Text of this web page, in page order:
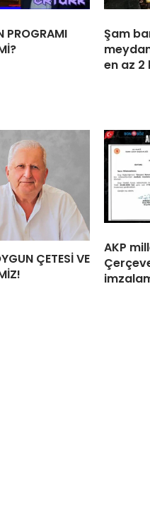
PROGRAMI
Şam
en az 2
ÇETESİ VE
AKP